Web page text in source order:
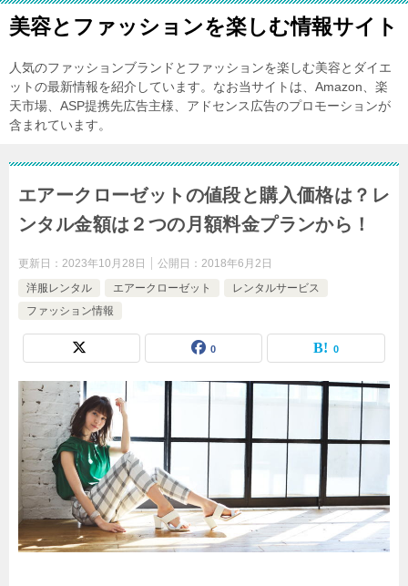
美容とファッションを楽しむ情報サイト
人気のファッションブランドとファッションを楽しむ美容とダイエ
ットの最新情報を紹介しています。なお当サイトは、Amazon、楽
天市場、ASP提携先広告主様、アドセンス広告のプロモーションが
含まれています。
エアークローゼットの値段と購入価格は？レ
ンタル金額は２つの月額料金プランから！
更新日： 2023年10月28日 公開日： 2018年6月2日
洋服レンタル
エアークローゼット
レンタルサービス
ファッション情報
0 0